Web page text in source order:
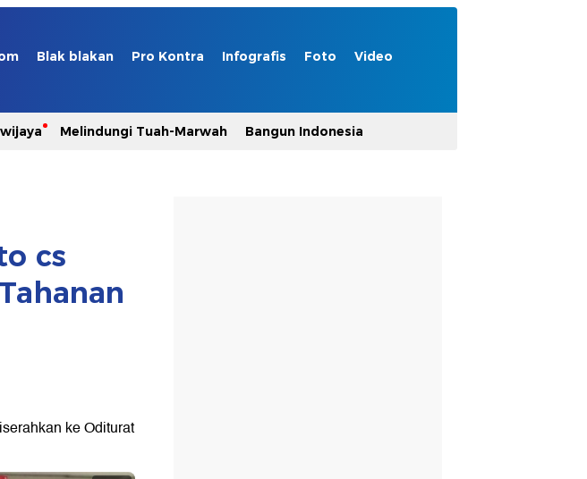
Blak blakan Pro Kontra Infografis Foto Video
Melindungi Tuah-Marwah Bangun Indonesia
cs
ke Oditurat